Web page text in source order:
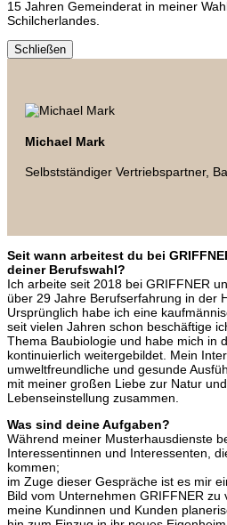
15 Jahren Gemeinderat in meiner
Schilcherlandes.
Schließen
Michael Mark
Selbstständiger Vertriebspartner,
Seit wann arbeitest du bei
deiner Berufswahl?
Ich arbeite seit 2018 bei GRIFFNER
über 29 Jahre Berufserfahrung in der
Ursprünglich habe ich eine
seit vielen Jahren schon beschäftige
Thema Baubiologie und habe mich in
kontinuierlich weitergebildet. Mein
umweltfreundliche und gesunde
mit meiner großen Liebe zur Natur
Lebenseinstellung zusammen.
Was sind deine Aufgaben?
Während meiner Musterhausdienste
Interessentinnen und Interessenten,
kommen;
im Zuge dieser Gespräche ist es mir
Bild vom Unternehmen GRIFFNER zu
meine Kundinnen und Kunden